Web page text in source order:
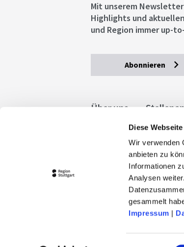
Diese
Wir verwenden
anbieten zu
Informationen
Analysen
gesammelt
Impressum |
Mit unserem
Highlights und
und Region immer up-
Abonnieren
Über uns
Allgemeine
stuttgart.de
© 2026 Stuttgart-
stuttgart-tourist.de